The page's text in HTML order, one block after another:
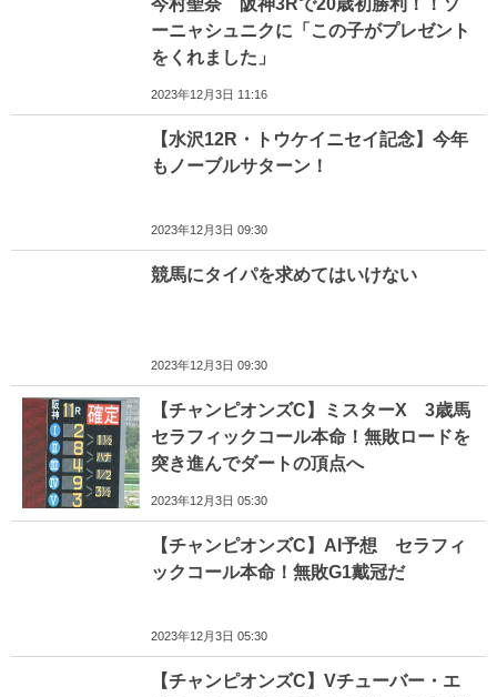
今村聖奈 阪神3Rで20歳初勝利！！ソ
ーニャシュニクに「この子がプレゼント
をくれました」
2023年12月3日 11:16
【水沢12R・トウケイニセイ記念】今年
もノーブルサターン！
2023年12月3日 09:30
競馬にタイパを求めてはいけない
2023年12月3日 09:30
【チャンピオンズC】ミスターX 3歳馬
セラフィックコール本命！無敗ロードを
突き進んでダートの頂点へ
2023年12月3日 05:30
【チャンピオンズC】AI予想 セラフィ
ックコール本命！無敗G1戴冠だ
2023年12月3日 05:30
【チャンピオンズC】Vチューバー・エ